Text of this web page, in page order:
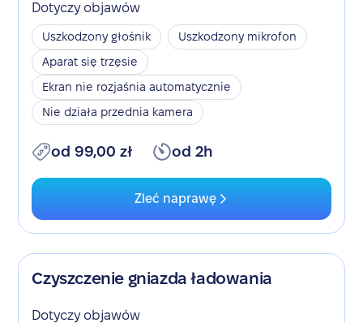
Dotyczy objawów
Uszkodzony głośnik
Uszkodzony mikrofon
Aparat się trzęsie
Ekran nie rozjaśnia automatycznie
Nie działa przednia kamera
od 99,00 zł od 2h
Zleć naprawę
Czyszczenie gniazda ładowania
Dotyczy objawów